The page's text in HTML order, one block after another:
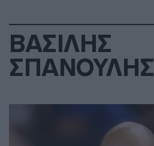
ΒΑΣΙΛΗΣ
ΣΠΑΝΟΥΛΗΣ